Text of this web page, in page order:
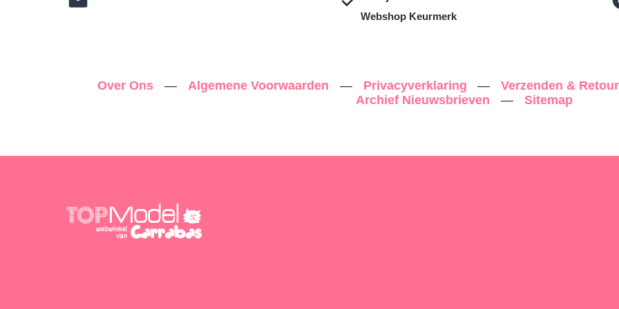
Webshop Keurmerk
Over Ons — Algemene Voorwaarden — Privacyverklaring — Verzenden &
Archief Nieuwsbrieven
— Sitemap